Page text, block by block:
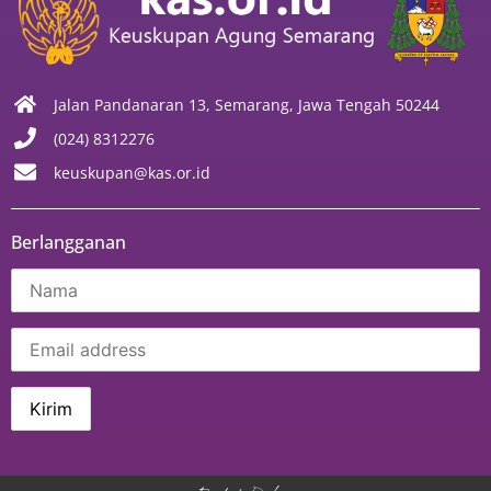
Jalan Pandanaran 13, Semarang, Jawa Tengah 50244
(024) 8312276
keuskupan@kas.or.id
Berlangganan